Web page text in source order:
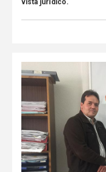
vista jurídico.